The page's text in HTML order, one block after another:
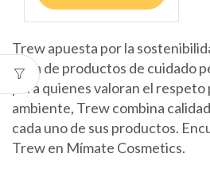
variantes.
Las
opciones
se
pueden
elegir
en
la
página
Trew apuesta por la
línea de productos de cuidado
para quienes valoran el
ambiente, Trew combina
cada uno de sus productos.
Trew en Mímate Cosmetics.